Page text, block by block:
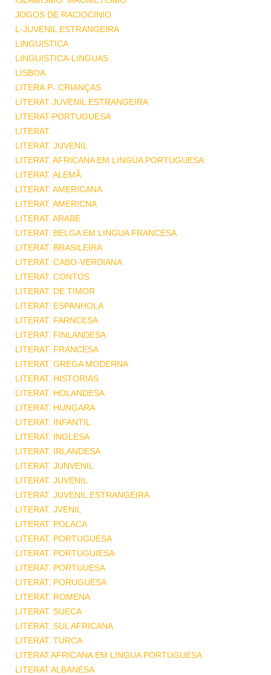
JOGOS DE RACIOCINIO
L-JUVENIL ESTRANGEIRA
LINGUISTICA
LINGUISTICA-LINGUAS
LISBOA
LITERA.P- CRIANÇAS
LITERAT JUVENIL ESTRANGEIRA
LITERAT-PORTUGUESA
LITERAT.
LITERAT. JUVENIL
LITERAT. AFRICANA EM LINGUA PORTUGUESA
LITERAT. ALEMÃ
LITERAT. AMERICANA
LITERAT. AMERICNA
LITERAT. ARABE
LITERAT. BELGA EM LINGUA FRANCESA
LITERAT. BRASILEIRA
LITERAT. CABO-VERDIANA
LITERAT. CONTOS
LITERAT. DE TIMOR
LITERAT. ESPANHOLA
LITERAT. FARNCESA
LITERAT. FINLANDESA
LITERAT. FRANCESA
LITERAT. GREGA MODERNA
LITERAT. HISTORIAS
LITERAT. HOLANDESA
LITERAT. HUNGARA
LITERAT. INFANTIL
LITERAT. INGLESA
LITERAT. IRLANDESA
LITERAT. JUNVENIL
LITERAT. JUVENIL
LITERAT. JUVENIL ESTRANGEIRA
LITERAT. JVENIL
LITERAT. POLACA
LITERAT. PORTUGUESA
LITERAT. PORTUGUIESA
LITERAT. PORTUUESA
LITERAT. PORUGUESA
LITERAT. ROMENA
LITERAT. SUECA
LITERAT. SUL AFRICANA
LITERAT. TURCA
LITERAT.AFRICANA EM LINGUA PORTUGUESA
LITERAT.ALBANESA